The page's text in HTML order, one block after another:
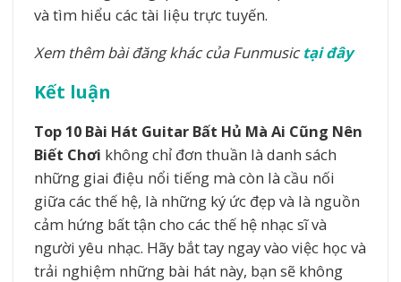
và tìm hiểu các tài liệu trực tuyến.
Xem thêm bài đăng khác của Funmusictại đây
Kết luận
Top 10 Bài Hát Guitar Bất Hủ Mà Ai Cũng Nên
Biết Chơi không chỉ đơn thuần là danh sách
những giai điệu nổi tiếng mà còn là cầu nối
giữa các thế hệ, là những ký ức đẹp và là nguồn
cảm hứng bất tận cho các thế hệ nhạc sĩ và
người yêu nhạc. Hãy bắt tay ngay vào việc học và
trải nghiệm những bài hát này, bạn sẽ không